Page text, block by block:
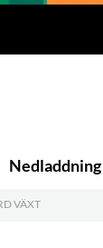
Nedladdning
VÄXT